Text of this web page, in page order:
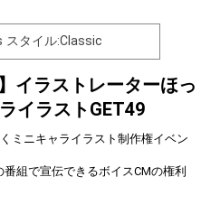
ター制作権獲
Comments
from posting comments
that may offend performers or
スタイル:Classic
イラストレーターほっ
イラストGET49
ミニキャライラスト制作権イベン
組で宣伝できるボイスCMの権利